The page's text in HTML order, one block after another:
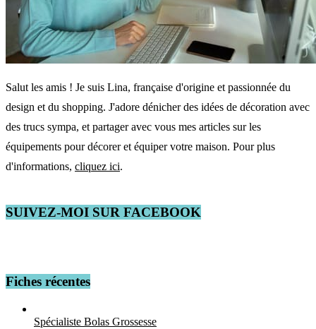
Salut les amis ! Je suis Lina, française d'origine et passionnée du
design et du shopping. J'adore dénicher des idées de décoration avec
des trucs sympa, et partager avec vous mes articles sur les
équipements pour décorer et équiper votre maison. Pour plus
d'informations, cliquez ici.
SUIVEZ-MOI SUR FACEBOOK
Fiches récentes
Spécialiste Bolas Grossesse